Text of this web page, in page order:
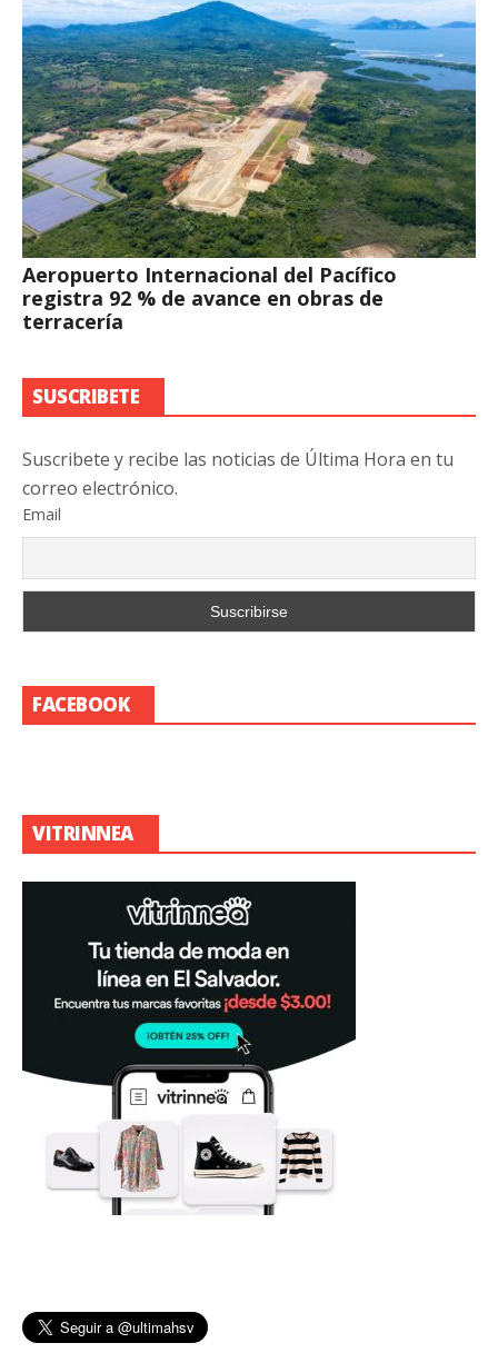
Aeropuerto Internacional del Pacífico
registra 92 % de avance en obras de
terracería
SUSCRIBETE
Suscribete y recibe las noticias de Última Hora en tu
correo electrónico.
Email
FACEBOOK
VITRINNEA